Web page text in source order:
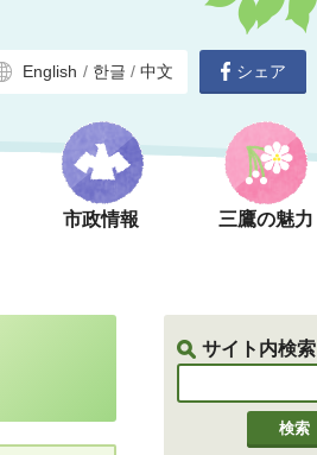
English / 한글 / 中文
市政情報 三鷹の魅力
シェア
サイト内検索